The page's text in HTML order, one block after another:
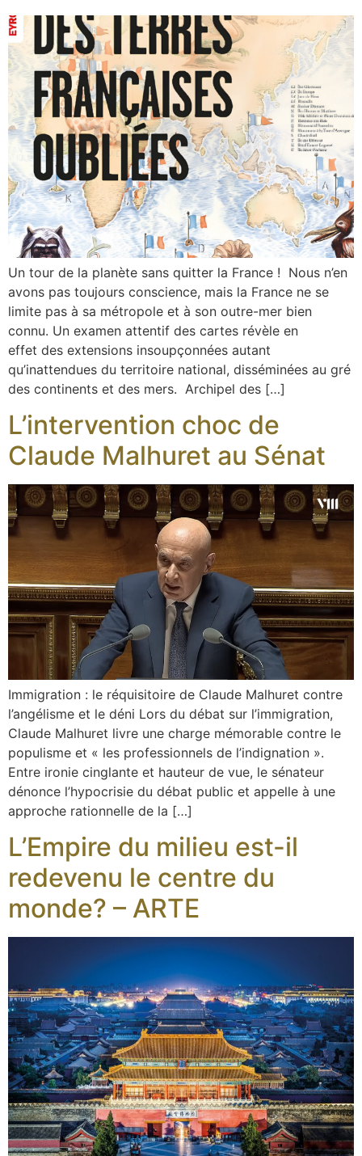
Un tour de la planète sans quitter la France ! Nous n’en
avons pas toujours conscience, mais la France ne se
limite pas à sa métropole et à son outre-mer bien
connu. Un examen attentif des cartes révèle en
effet des extensions insoupçonnées autant
qu’inattendues du territoire national, disséminées au gré
des continents et des mers. Archipel des […]
L’intervention choc de
Claude Malhuret au Sénat
Immigration : le réquisitoire de Claude Malhuret contre
l’angélisme et le déni Lors du débat sur l’immigration,
Claude Malhuret livre une charge mémorable contre le
populisme et « les professionnels de l’indignation ».
Entre ironie cinglante et hauteur de vue, le sénateur
dénonce l’hypocrisie du débat public et appelle à une
approche rationnelle de la […]
L’Empire du milieu est-il
redevenu le centre du
monde? – ARTE